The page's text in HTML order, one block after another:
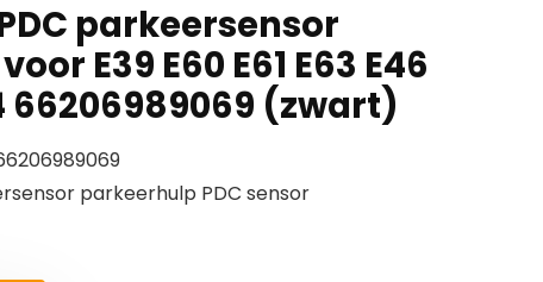
parkeersensor
E39 E60 E61 E63 E46
66206989069 (zwart)
parkeerhulp PDC sensor